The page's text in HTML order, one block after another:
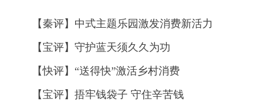
【秦评】中式主题乐园激发消费新活力
【宝评】守护蓝天须久久为功
【快评】“送得快”激活乡村消费
【宝评】捂牢钱袋子 守住辛苦钱